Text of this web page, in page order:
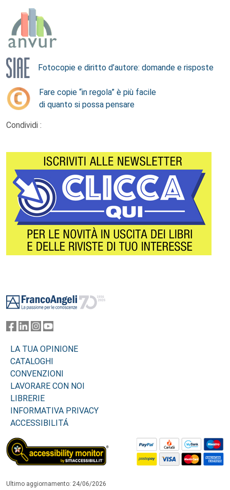
Fotocopie e diritto d’autore: domande e risposte
Fare copie “in regola” è più facile
di quanto si possa pensare
Condividi :
LA TUA OPINIONE
CATALOGHI
CONVENZIONI
LAVORARE CON NOI
LIBRERIE
INFORMATIVA PRIVACY
ACCESSIBILITÁ
Ultimo aggiornamento: 24/06/2026